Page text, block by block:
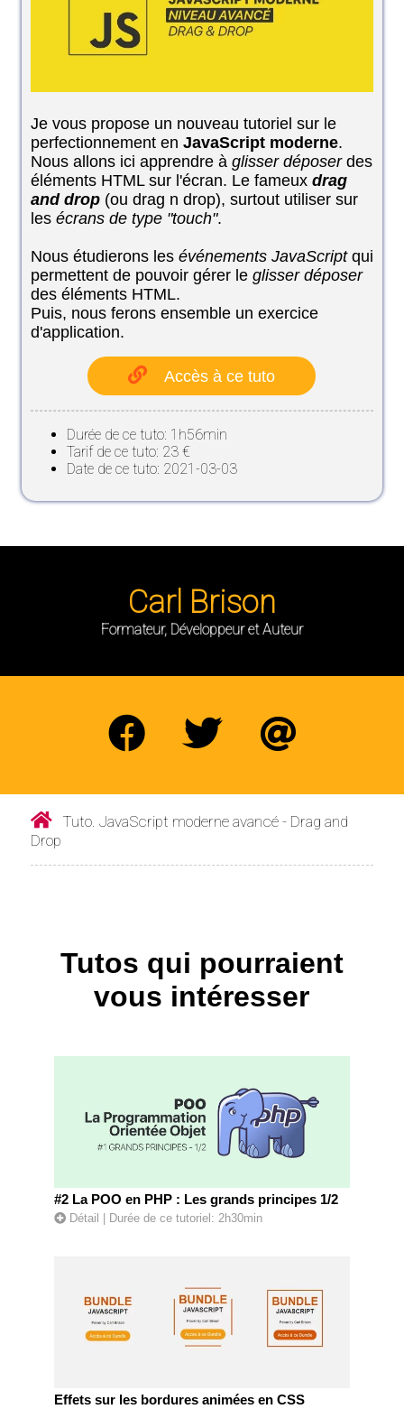
Je vous propose un nouveau tutoriel sur le
perfectionnement en JavaScript moderne.
Nous allons ici apprendre à glisser déposerdes
éléments HTML sur l'écran. Le fameux drag
and drop(ou drag n drop), surtout utiliser sur
les écrans de type "touch".
Nous étudierons les événements JavaScriptqui
permettent de pouvoir gérer le glisser déposer
des éléments HTML.
Puis, nous ferons ensemble un exercice
d'application.
Accès à ce tuto
Durée de ce tuto: 1h56min
Tarif de ce tuto: 23 €
Date de ce tuto: 2021-03-03
Carl Brison
Formateur, Développeur et Auteur
Tuto. JavaScript moderne avancé - Drag and
Drop
Tutos qui pourraient
vous intéresser
#2 La POO en PHP : Les grands principes 1/2
Détail | Durée de ce tutoriel: 2h30min
Effets sur les bordures animées en CSS